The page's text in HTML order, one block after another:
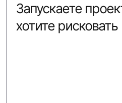
Запускаете
хотите рисковать